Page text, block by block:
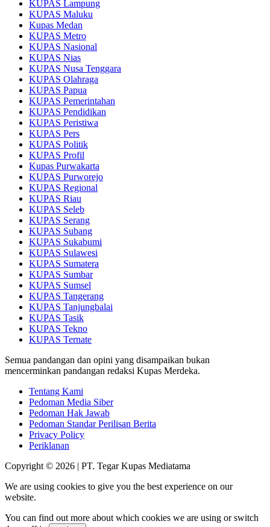
KUPAS Lampung
KUPAS Maluku
Kupas Medan
KUPAS Metro
KUPAS Nasional
KUPAS Nias
KUPAS Nusa Tenggara
KUPAS Olahraga
KUPAS Papua
KUPAS Pemerintahan
KUPAS Pendidikan
KUPAS Peristiwa
KUPAS Pers
KUPAS Politik
KUPAS Profil
Kupas Purwakarta
KUPAS Purworejo
KUPAS Regional
KUPAS Riau
KUPAS Seleb
KUPAS Serang
KUPAS Subang
KUPAS Sukabumi
KUPAS Sulawesi
KUPAS Sumatera
KUPAS Sumbar
KUPAS Sumsel
KUPAS Tangerang
KUPAS Tanjungbalai
KUPAS Tasik
KUPAS Tekno
KUPAS Ternate
Semua pandangan dan opini yang disampaikan bukan
mencerminkan pandangan redaksi Kupas Merdeka.
Tentang Kami
Pedoman Media Siber
Pedoman Hak Jawab
Pedoman Standar Perilisan Berita
Privacy Policy
Periklanan
Copyright © 2026 | PT. Tegar Kupas Mediatama
We are using cookies to give you the best experience on our
website.
You can find out more about which cookies we are using or switch